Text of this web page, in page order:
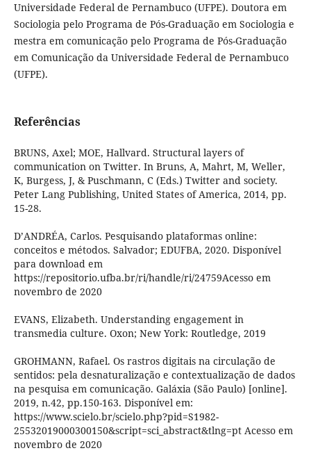
Universidade Federal de Pernambuco (UFPE). Doutora em
Sociologia pelo Programa de Pós-Graduação em Sociologia e
mestra em comunicação pelo Programa de Pós-Graduação
em Comunicação da Universidade Federal de Pernambuco
(UFPE).
Referências
BRUNS, Axel; MOE, Hallvard. Structural layers of
communication on Twitter. In Bruns, A, Mahrt, M, Weller,
K, Burgess, J, & Puschmann, C (Eds.) Twitter and society.
Peter Lang Publishing, United States of America, 2014, pp.
15-28.
D’ANDRÉA, Carlos. Pesquisando plataformas online:
conceitos e métodos. Salvador; EDUFBA, 2020. Disponível
para download em
https://repositorio.ufba.br/ri/handle/ri/24759Acesso em
novembro de 2020
EVANS, Elizabeth. Understanding engagement in
transmedia culture. Oxon; New York: Routledge, 2019
GROHMANN, Rafael. Os rastros digitais na circulação de
sentidos: pela desnaturalização e contextualização de dados
na pesquisa em comunicação. Galáxia (São Paulo) [online].
2019, n.42, pp.150-163. Disponível em:
https://www.scielo.br/scielo.php?pid=S1982-
25532019000300150&script=sci_abstract&tlng=pt Acesso em
novembro de 2020